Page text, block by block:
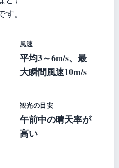
。
風速
平均3～6m/s、最
大瞬間風速10m/s
観光の目安
午前中の晴天率が
高い